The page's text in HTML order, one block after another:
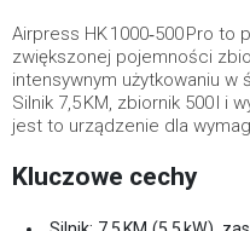
Airpress HK 1000‑500 Pro
zwiększonej pojemności
intensywnym użytkowaniu w
Silnik 7,5 KM, zbiornik 500 l i
jest to urządzenie dla
Kluczowe cechy